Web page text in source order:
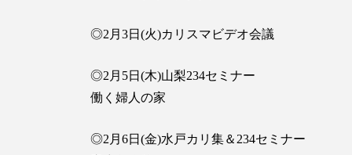
◎2月3日(火)カリスマビデオ会議
◎2月5日(木)山梨234セミナー
働く婦人の家
◎2月6日(金)水戸カリ集＆234セミナー